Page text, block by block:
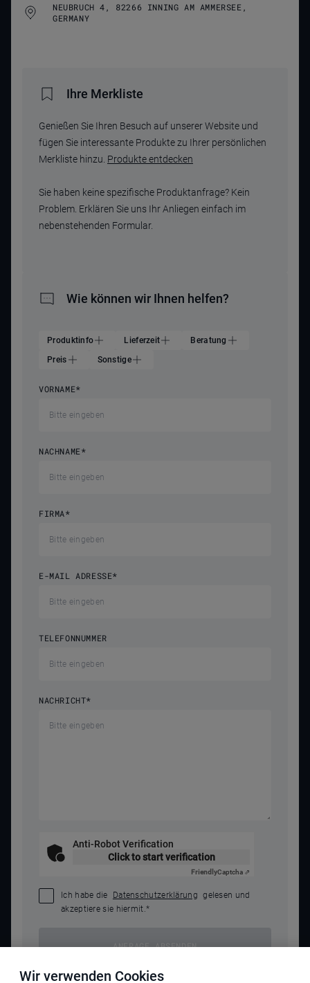
NEUBRUCH 4, 82266 INNING AM AMMERSEE,
GERMANY
Ihre Merkliste
Genießen Sie Ihren Besuch auf unserer Website und
fügen Sie interessante Produkte zu Ihrer persönlichen
Merkliste hinzu. Produkte entdecken
Sie haben keine spezifische Produktanfrage? Kein
Problem. Erklären Sie uns Ihr Anliegen einfach im
nebenstehenden Formular.
Wie können wir Ihnen helfen?
Produktinfo Lieferzeit
Beratung
Preis
Sonstige
VORNAME*
NACHNAME*
FIRMA*
E-MAIL ADRESSE*
TELEFONNUMMER
NACHRICHT*
Anti-Robot Verification
Click to start verification
FriendlyCaptcha ⇗
Ich habe die Datenschutzerklärung gelesen und
akzeptiere sie hiermit.*
ANFRAGE ABSENDEN
Wir verwenden Cookies